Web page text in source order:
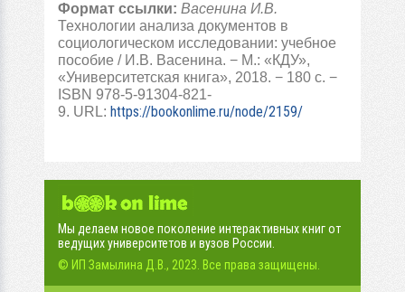
Формат ссылки: Васенина И.В.
Технологии анализа документов в
социологическом исследовании: учебное
пособие / И.В. Васенина. − М.: «КДУ»,
«Университетская книга», 2018. − 180 с. −
ISBN 978-5-91304-821-
9. URL: https://bookonlime.ru/node/2159/
Мы делаем новое поколение интерактивных книг от
ведущих университетов и вузов России.
© ИП Замылина Д.В., 2023. Все права защищены.